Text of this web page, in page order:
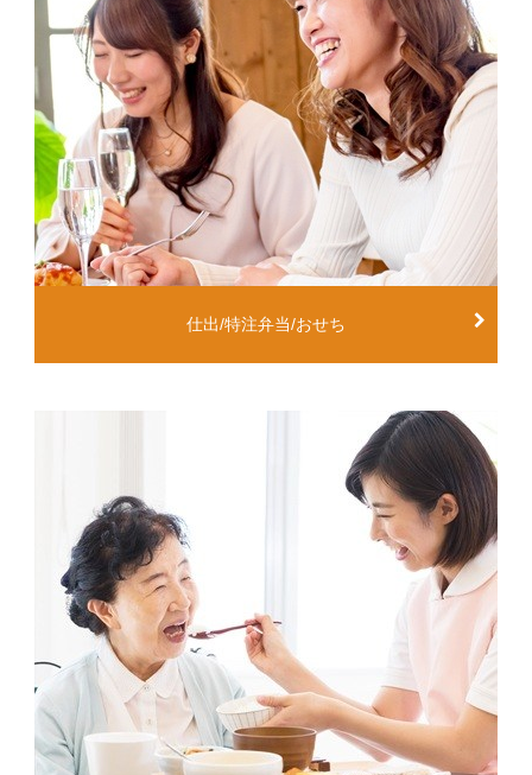
仕出/特注弁当/おせち